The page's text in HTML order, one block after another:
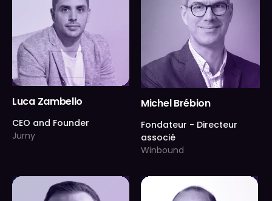
Luca Zambello
CEO and Founder
Jurny
Michel Brébion
Fondateur - Directeur
associé
Winbound